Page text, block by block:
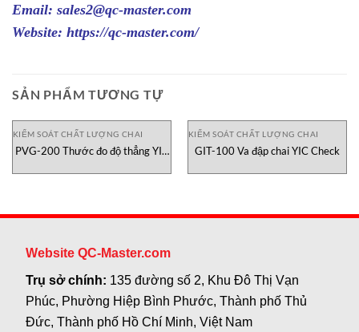
Email: sales2@qc-master.com
Website: https://qc-master.com/
SẢN PHẨM TƯƠNG TỰ
KIỂM SOÁT CHẤT LƯỢNG CHAI
PVG-200 Thước đo độ thẳng YIC
KIỂM SOÁT CHẤT LƯỢNG CHAI
GIT-100 Va đập chai YIC Check
Website QC-Master.com
Trụ sở chính: 135 đường số 2, Khu Đô Thị Vạn
Phúc, Phường Hiệp Bình Phước, Thành phố Thủ
Đức, Thành phố Hồ Chí Minh, Việt Nam